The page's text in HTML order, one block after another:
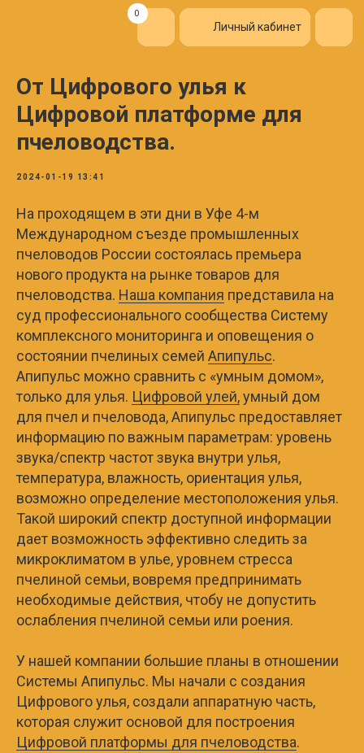
Личный кабинет
От Цифрового улья к
Цифровой платформе для
пчеловодства.
2024-01-19 13:41
На проходящем в эти дни в Уфе 4-м
Международном съезде промышленных
пчеловодов России состоялась премьера
нового продукта на рынке товаров для
пчеловодства. Наша компания представила на
суд профессионального сообщества Систему
комплексного мониторинга и оповещения о
состоянии пчелиных семей Апипульс.
Апипульс можно сравнить с «умным домом»,
только для улья. Цифровой улей,умный дом
для пчел и пчеловода, Апипульс предоставляет
информацию по важным параметрам: уровень
звука/спектр частот звука внутри улья,
температура, влажность, ориентация улья,
возможно определение местоположения улья.
Такой широкий спектр доступной информации
дает возможность эффективно следить за
микроклиматом в улье, уровнем стресса
пчелиной семьи, вовремя предпринимать
необходимые действия, чтобу не допустить
ослабления пчелиной семьи или роения.
У нашей компании большие планы в отношении
Системы Апипульс. Мы начали с создания
Цифрового улья, создали аппаратную часть,
которая служит основой для построения
Цифровой платформы для пчеловодства.